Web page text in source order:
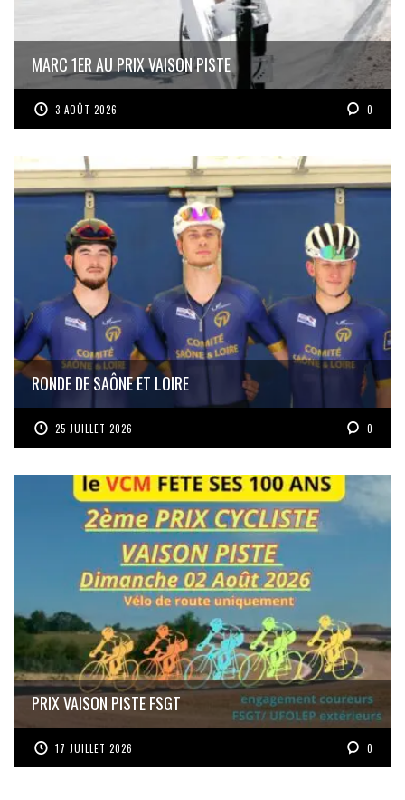
MARC 1ER AU PRIX VAISON PISTE
3 AOÛT 2026 0
RONDE DE SAÔNE ET LOIRE
25 JUILLET 2026 0
PRIX VAISON PISTE FSGT
17 JUILLET 2026 0